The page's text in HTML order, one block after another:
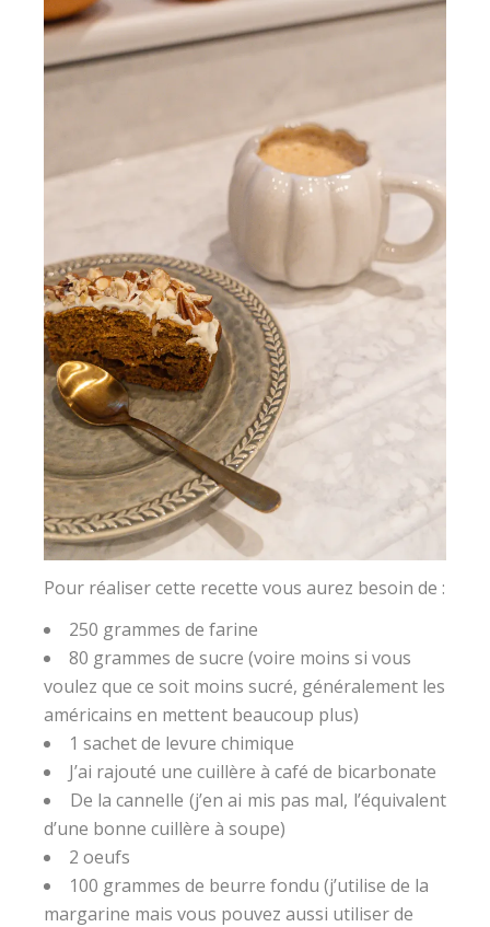
Pour réaliser cette recette vous aurez besoin de :
250 grammes de farine
80 grammes de sucre (voire moins si vous
voulez que ce soit moins sucré, généralement les
américains en mettent beaucoup plus)
1 sachet de levure chimique
J’ai rajouté une cuillère à café de bicarbonate
De la cannelle (j’en ai mis pas mal, l’équivalent
d’une bonne cuillère à soupe)
2 oeufs
100 grammes de beurre fondu (j’utilise de la
margarine mais vous pouvez aussi utiliser de